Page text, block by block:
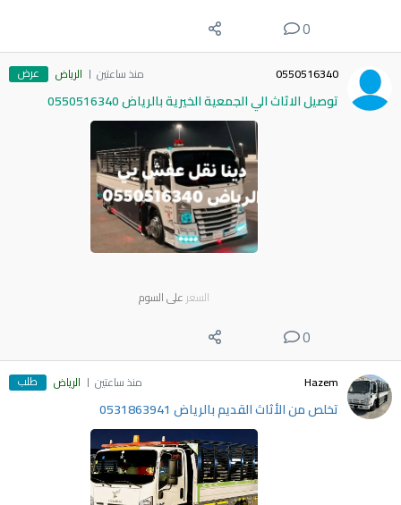
0
0550516340 منذ ساعتين الرياض عرض
توصيل الاثاث الي الجمعية الخيرية بالرياض 0550516340
السعر على السوم
0
Hazem منذ ساعتين الرياض طلب
تخلص من الأثاث القديم بالرياض 0531863941